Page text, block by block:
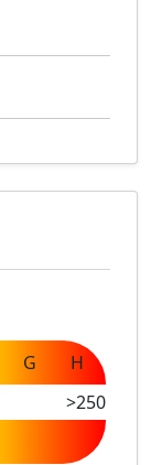
G H
>250